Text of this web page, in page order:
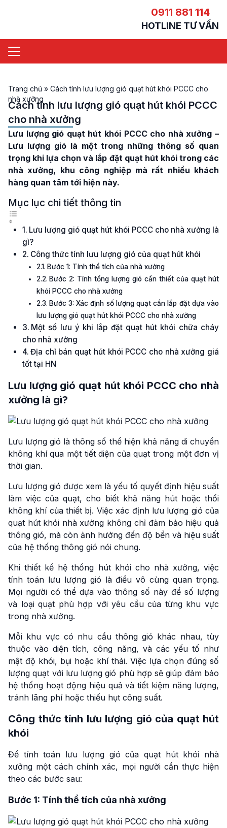
0911 881 114
HOTLINE TƯ VẤN
Trang chủ » Cách tính lưu lượng gió quạt hút khói PCCC cho
nhà xưởng
Cách tính lưu lượng gió quạt hút khói PCCC
cho nhà xưởng
Lưu lượng gió quạt hút khói PCCC cho nhà xưởng –
Lưu lượng gió là một trong những thông số quan
trọng khi lựa chọn và lắp đặt quạt hút khói trong các
nhà xưởng, khu công nghiệp mà rất nhiều khách
hàng quan tâm tới hiện này.
Mục lục chi tiết thông tin
Lưu lượng gió quạt hút khói PCCC cho nhà xưởng là
gì?
Công thức tính lưu lượng gió của quạt hút khói
Bước 1: Tính thể tích của nhà xưởng
Bước 2: Tính tổng lượng gió cần thiết của quạt hút
khói PCCC cho nhà xưởng
Bước 3: Xác định số lượng quạt cần lắp đặt dựa vào
lưu lượng gió quạt hút khói PCCC cho nhà xưởng
Một số lưu ý khi lắp đặt quạt hút khói chữa cháy
cho nhà xưởng
Địa chỉ bán quạt hút khói PCCC cho nhà xưởng giá
tốt tại HN
Lưu lượng gió quạt hút khói PCCC cho nhà
xưởng là gì?
Lưu lượng gió là thông số thể hiện khả năng di chuyển
không khí qua một tiết diện của quạt trong một đơn vị
thời gian.
Lưu lượng gió được xem là yếu tố quyết định hiệu suất
làm việc của quạt, cho biết khả năng hút hoặc thổi
không khí của thiết bị. Việc xác định lưu lượng gió của
quạt hút khói nhà xưởng không chỉ đảm bảo hiệu quả
thông gió, mà còn ảnh hưởng đến độ bền và hiệu suất
của hệ thống thông gió nói chung.
Khi thiết kế hệ thống hút khói cho nhà xưởng, việc
tính toán lưu lượng gió là điều vô cùng quan trọng.
Mọi người có thể dựa vào thông số này để số lượng
và loại quạt phù hợp với yêu cầu của từng khu vực
trong nhà xưởng.
Mỗi khu vực có nhu cầu thông gió khác nhau, tùy
thuộc vào diện tích, công năng, và các yếu tố như
mật độ khói, bụi hoặc khí thải. Việc lựa chọn đúng số
lượng quạt với lưu lượng gió phù hợp sẽ giúp đảm bảo
hệ thống hoạt động hiệu quả và tiết kiệm năng lượng,
tránh lãng phí hoặc thiếu hụt công suất.
Công thức tính lưu lượng gió của quạt hút
khói
Để tính toán lưu lượng gió của quạt hút khói nhà
xưởng một cách chính xác, mọi người cần thực hiện
theo các bước sau:
Bước 1: Tính thể tích của nhà xưởng